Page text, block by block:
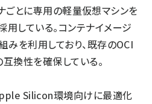
ごとに専用の軽量仮想マシンを
している。コンテナイメージ
を利用しており、既存のOCI
換性を確保している。
Silicon環境向けに最適化